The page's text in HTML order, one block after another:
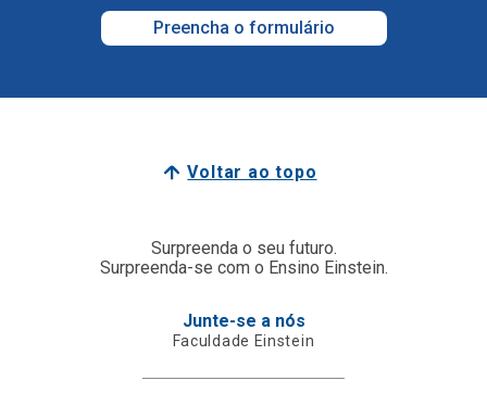
Preencha o formulário
Voltar ao topo
Surpreenda o seu futuro.
Surpreenda-se com o Ensino Einstein.
Junte-se a nós
Faculdade Einstein